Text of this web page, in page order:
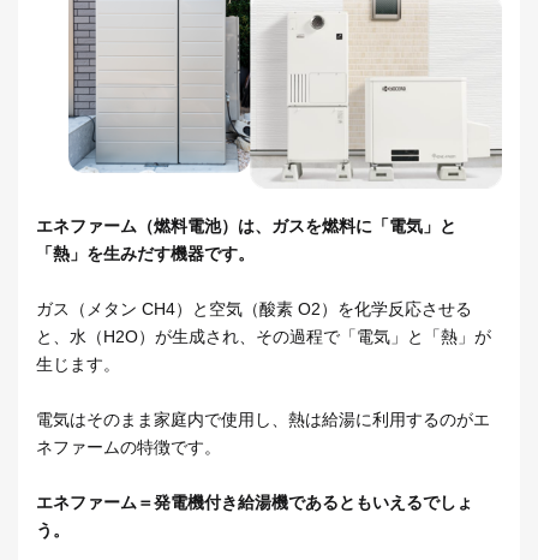
エネファーム（燃料電池）は、ガスを燃料に「電気」と
「熱」を生みだす機器です。
ガス（メタン CH4）と空気（酸素 O2）を化学反応させる
と、水（H2O）が生成され、その過程で「電気」と「熱」が
生じます。
電気はそのまま家庭内で使用し、熱は給湯に利用するのがエ
ネファームの特徴です。
エネファーム＝発電機付き給湯機であるともいえるでしょ
う。